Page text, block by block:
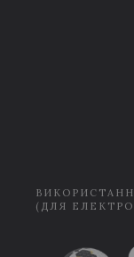
(ДЛЯ